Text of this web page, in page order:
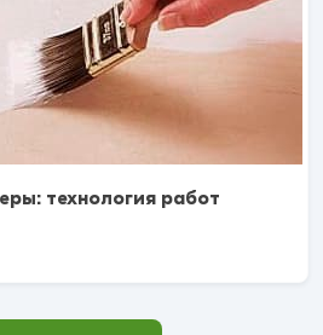
технология работ